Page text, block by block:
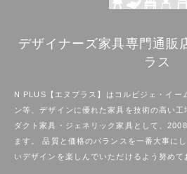
デザイナーズ家具専門通販
ラス
N PLUS【エヌプラス】はコルビジェ・イー
ン等、デザインに優れた家具を技術の高い
ダクト家具・ジェネリック家具として、
ます。 品質と価格のバランスを一番大事に
いデザインを楽しんでいただけるよう努めて